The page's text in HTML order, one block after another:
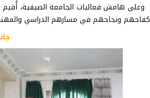
وعلى هامش فعاليات الجامعة الصيفية، أُقيم
كفاحهم ونجاحهم في مسارهم الدراسي